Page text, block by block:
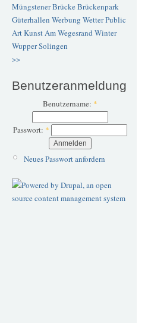
Müngstener BrückeBrückenpark
Güterhallen Werbung WetterPublic
ArtKunstAm Wegesrand Winter
WupperSolingen
>>
Benutzeranmeldung
Benutzername: *
Passwort: *
Neues Passwort anfordern